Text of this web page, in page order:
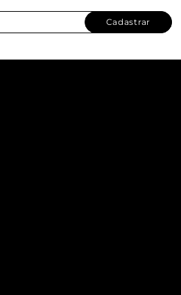
Cadastrar